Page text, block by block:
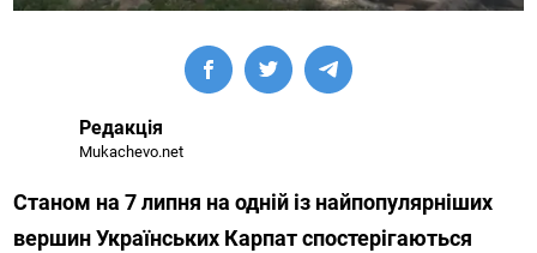
Редакція
Mukachevo.net
Станом на 7 липня на одній із найпопулярніших
вершин Українських Карпат спостерігаються